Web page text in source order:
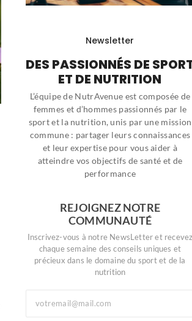
Newsletter
DES PASSIONNÉS DE
ET DE NUTRITION
L’équipe de NutrAvenue est composée de
femmes et d’hommes passionnés par le
sport et la nutrition, unis par une mission
commune : partager leurs connaissances
et leur expertise pour vous aider à
atteindre vos objectifs de santé et de
performance
REJOIGNEZ NOTRE
COMMUNAUTÉ
Inscrivez-vous à notre NewsLetter et recevez
chaque semaine des conseils uniques et
précieux dans le domaine du sport et de la
nutrition